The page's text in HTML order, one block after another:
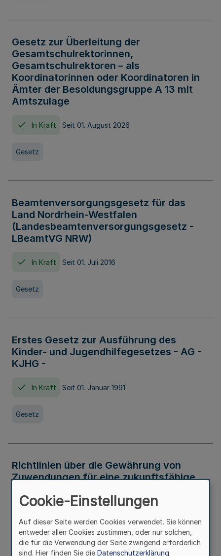
Gesetz zur Überleitung der
Gesamtschulrektorinnen,
Gesamtschulrektoren – als
Koordinatorinnen oder Koordinatoren in
Ämter der Besoldungsgruppe A 13 mit
Amtszulage
In Kraft Seit 01. August 2026
Gesetz
Beamtenversorgungsgesetz für das
Land Nordrhein-Westfalen
(Landesbeamtenversorgungsgesetz -
LBeamtVG NRW)
In Kraft Seit 01. Juli 2016
Gesetz
Erstes Gesetz zur Ausführung des
Kinder- und Jugendhilfegesetzes - AG -
KJHG -
In Kraft Seit 01. Januar 1991
Gesetz
Richtlinien über die Gewährung von
Zuwendungen für eine zukunftsfähige
Nordrhein-Westfalen
In Kraft
Verwaltungsvorschrift
Cookie-Einstellungen
Auf dieser Seite werden Cookies verwendet. Sie können
entweder allen Cookies zustimmen, oder nur solchen,
die für die Verwendung der Seite zwingend erforderlich
sind. Hier finden Sie die Datenschutzerklärung